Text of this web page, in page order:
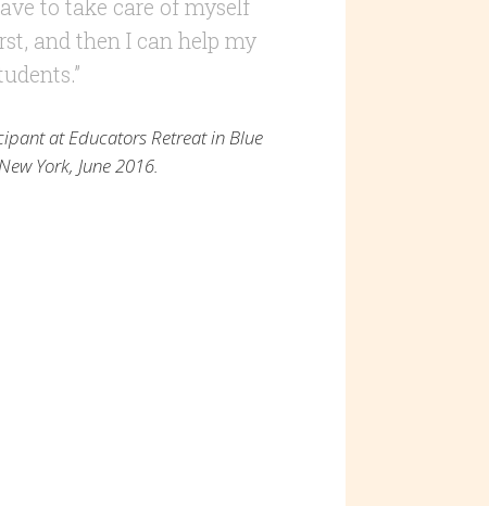
to take care of myself
and then I can help my
at Educators Retreat in Blue
York, June 2016.